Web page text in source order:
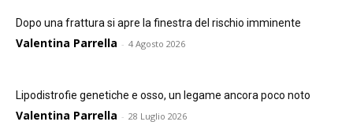
Dopo una frattura si apre la finestra del rischio imminente
Valentina Parrella - 4 Agosto 2026
Lipodistrofie genetiche e osso, un legame ancora poco noto
Valentina Parrella - 28 Luglio 2026